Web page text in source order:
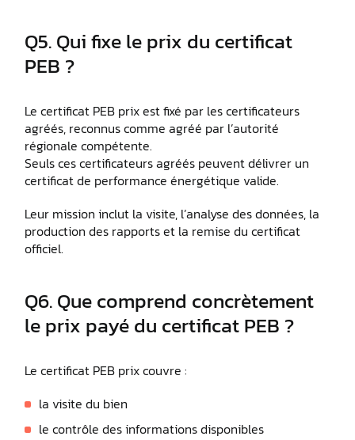
Q5. Qui fixe le prix du certificat
PEB ?
Le certificat PEB prix est fixé par les certificateurs
agréés, reconnus comme agréé par l’autorité
régionale compétente.
Seuls ces certificateurs agréés peuvent délivrer un
certificat de performance énergétique valide.
Leur mission inclut la visite, l’analyse des données, la
production des rapports et la remise du certificat
officiel.
Q6. Que comprend concrètement
le prix payé du certificat PEB ?
Le certificat PEB prix couvre :
la visite du bien
le contrôle des informations disponibles